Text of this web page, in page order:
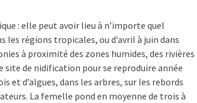
: elle peut avoir lieu à n’importe quel
les régions tropicales, ou d’avril à juin dans
à proximité des zones humides, des rivières
de nidification pour se reproduire année
et d’algues, dans les arbres, sur les rebords
La femelle pond en moyenne de trois à